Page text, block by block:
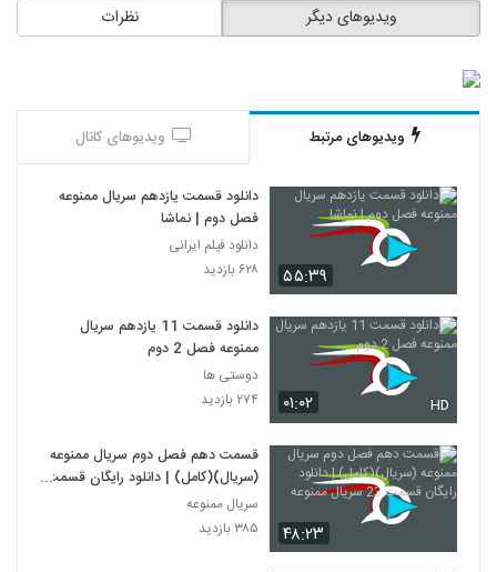
نظرات ویدیوهای دیگر
ویدیوهای مرتبط ویدیوهای کانال
۵۵:۳۹
دانلود قسمت یازدهم سریال ممنوعه
فصل دوم | نماشا
دانلود فیلم ایرانی
۶۲۸ بازدید
۰۱:۰۲ HD
دانلود قسمت 11 یازدهم سریال
ممنوعه فصل 2 دوم
دوستی ها
۲۷۴ بازدید
۴۸:۲۳
قسمت دهم فصل دوم سریال ممنوعه
(سریال)(کامل) | دانلود رایگان قسمت
23 سریال ممنوعه
سریال ممنوعه
۳۸۵ بازدید